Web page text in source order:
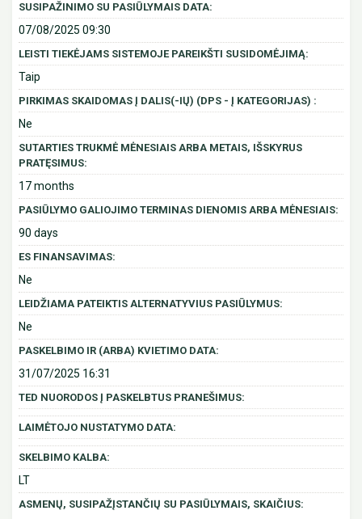
SUSIPAŽINIMO SU PASIŪLYMAIS DATA:
07/08/2025 09:30
LEISTI TIEKĖJAMS SISTEMOJE PAREIKŠTI SUSIDOMĖJIMĄ:
Taip
PIRKIMAS SKAIDOMAS Į DALIS(-IŲ) (DPS - Į KATEGORIJAS) :
Ne
SUTARTIES TRUKMĖ MĖNESIAIS ARBA METAIS, IŠSKYRUS
PRATĘSIMUS:
17 months
PASIŪLYMO GALIOJIMO TERMINAS DIENOMIS ARBA MĖNESIAIS:
90 days
ES FINANSAVIMAS:
Ne
LEIDŽIAMA PATEIKTIS ALTERNATYVIUS PASIŪLYMUS:
Ne
PASKELBIMO IR (ARBA) KVIETIMO DATA:
31/07/2025 16:31
TED NUORODOS Į PASKELBTUS PRANEŠIMUS:
LAIMĖTOJO NUSTATYMO DATA:
SKELBIMO KALBA:
LT
ASMENŲ, SUSIPAŽĮSTANČIŲ SU PASIŪLYMAIS, SKAIČIUS: